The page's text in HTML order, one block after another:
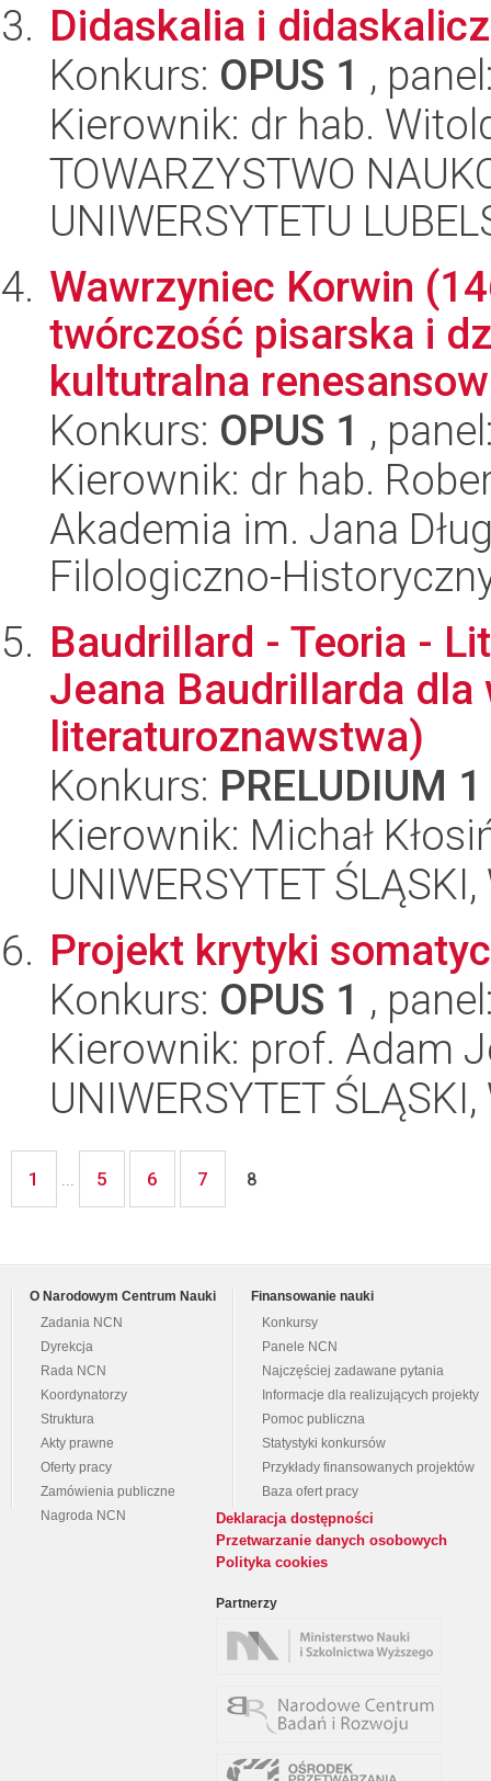
Didaskalia i
Konkurs: OPUS 1 ,
Kierownik: dr hab.
TOWARZYSTWO
UNIWERSYTETU
Wawrzyniec Korwin
twórczość pisarska i
kultutralna
Konkurs: OPUS 1 ,
Kierownik: dr hab.
Akademia im. Jana
Filologiczno-
Baudrillard - Teoria -
Jeana Baudrillarda dla
literaturoznawstwa)
Konkurs: PRELUDIUM 1
Kierownik: Michał
UNIWERSYTET
Projekt krytyki
Konkurs: OPUS 1 ,
Kierownik: prof. Adam
UNIWERSYTET
1 ... 5 6 7 8
O Narodowym Centrum Nauki
Zadania NCN
Dyrekcja
Rada NCN
Koordynatorzy
Struktura
Akty prawne
Oferty pracy
Zamówienia publiczne
Nagroda NCN
Finansowanie nauki
Konkursy
Panele NCN
Najczęściej zadawane pytania
Informacje dla realizujących projekty
Pomoc publiczna
Statystyki konkursów
Przykłady finansowanych projektów
Baza ofert pracy
Deklaracja dostępności
Przetwarzanie danych osobowych
Polityka cookies
Partnerzy